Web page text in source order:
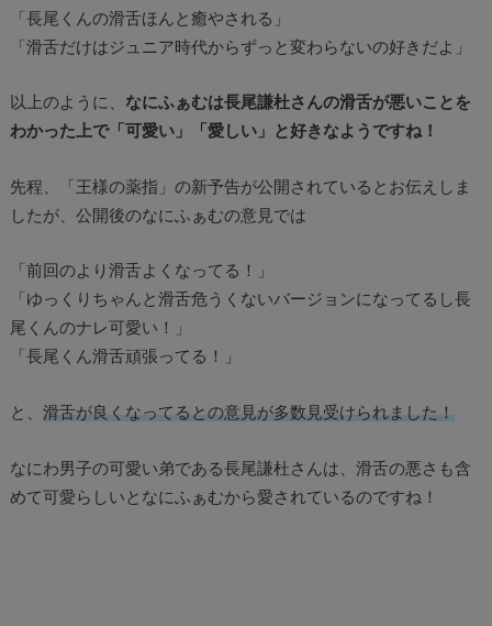
「長尾くんの滑舌ほんと癒やされる」
「滑舌だけはジュニア時代からずっと変わらないの好きだよ」
以上のように、 なにふぁむは長尾謙杜さんの滑舌が悪いことを
わかった上で「可愛い」「愛しい」と好きなようですね！
先程、「王様の薬指」の新予告が公開されているとお伝えしま
したが、公開後のなにふぁむの意見では
「前回のより滑舌よくなってる！」
「ゆっくりちゃんと滑舌危うくないバージョンになってるし長
尾くんのナレ可愛い！」
「長尾くん滑舌頑張ってる！」
と、 滑舌が良くなってるとの意見が多数見受けられました！
なにわ男子の可愛い弟である長尾謙杜さんは、滑舌の悪さも含
めて可愛らしいとなにふぁむから愛されているのですね！